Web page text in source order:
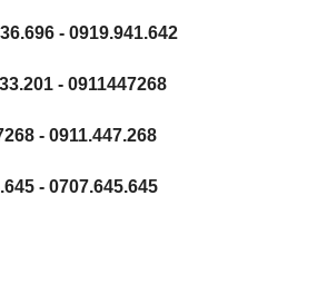
- 0919.941.642
- 0911447268
- 0911.447.268
- 0707.645.645